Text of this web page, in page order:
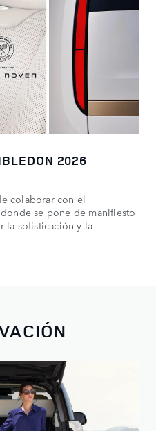
2026
colaborar con el
se pone de manifiesto
la sofisticación y la